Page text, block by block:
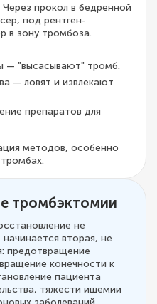
прокол в бедренной
под рентген-
в зону тромбоза.
— "высасывают" тромб.
— ловят и извлекают
препаратов для
методов, особенно
тромбэктомии
не
вторая, не
предотвращение
конечности к
пациента
тяжести ишемии